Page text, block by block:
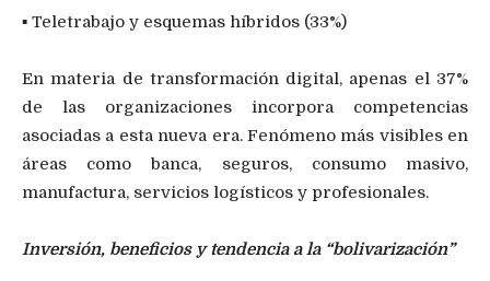
▪ Teletrabajo y esquemas híbridos (33%)
En materia de transformación digital, apenas el 37%
de las organizaciones incorpora competencias
asociadas a esta nueva era. Fenómeno más visibles en
áreas como banca, seguros, consumo masivo,
manufactura, servicios logísticos y profesionales.
Inversión, beneficios y tendencia a la “bolivarización”